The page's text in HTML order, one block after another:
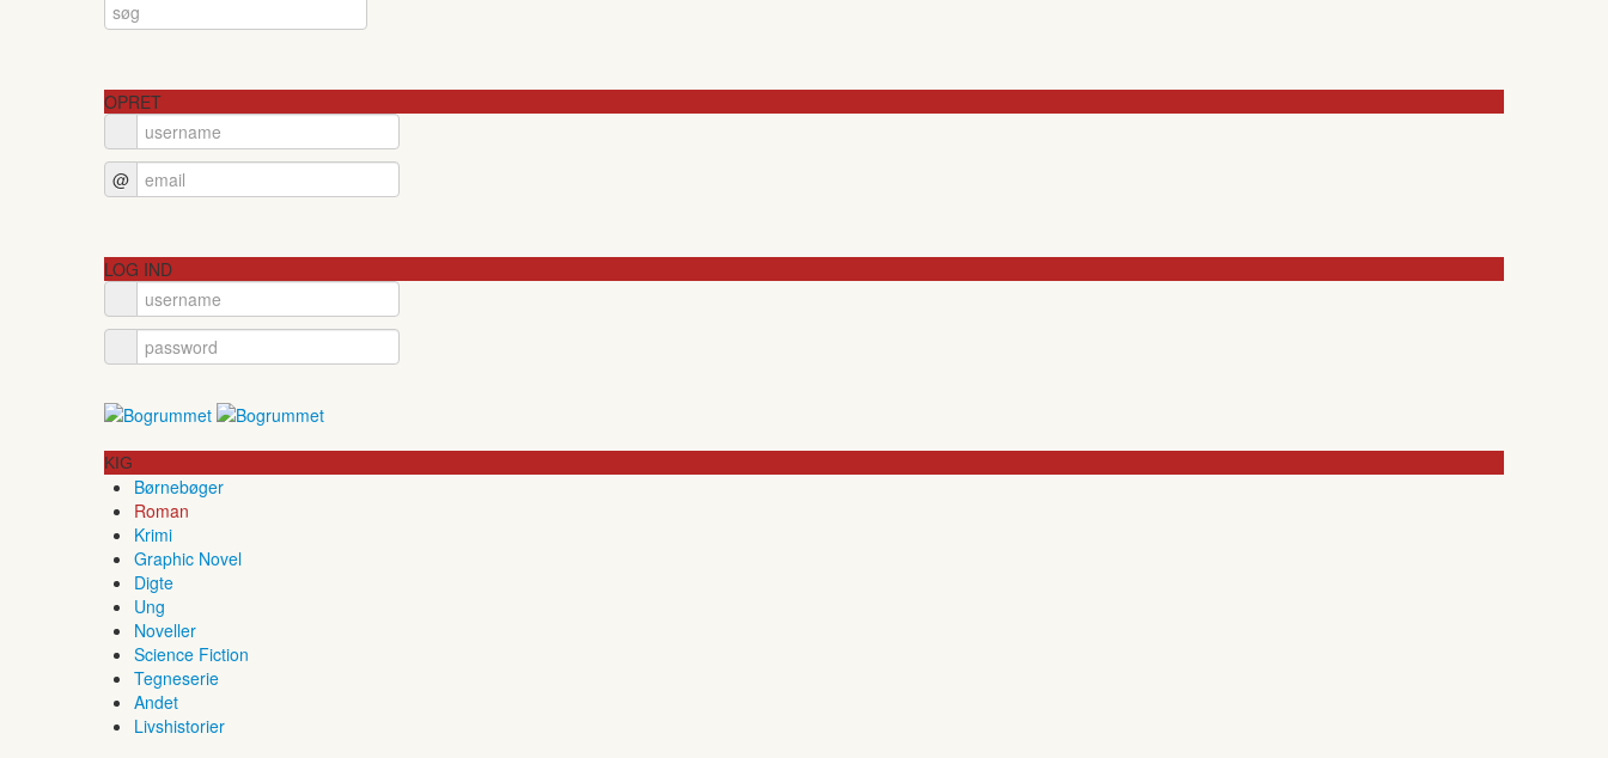
OPRET
@
LOG IND
KIG
Børnebøger
Roman
Krimi
Graphic Novel
Digte
Ung
Noveller
Science Fiction
Tegneserie
Andet
Livshistorier